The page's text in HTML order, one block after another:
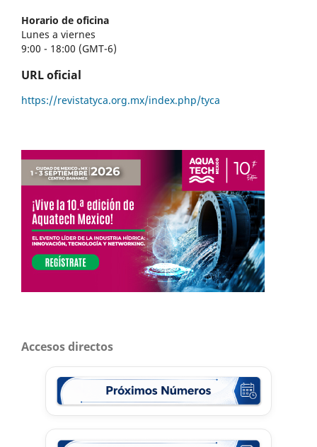
Horario de oficina
Lunes a viernes
9:00 - 18:00 (GMT-6)
URL oficial
https://revistatyca.org.mx/index.php/tyca
Accesos directos